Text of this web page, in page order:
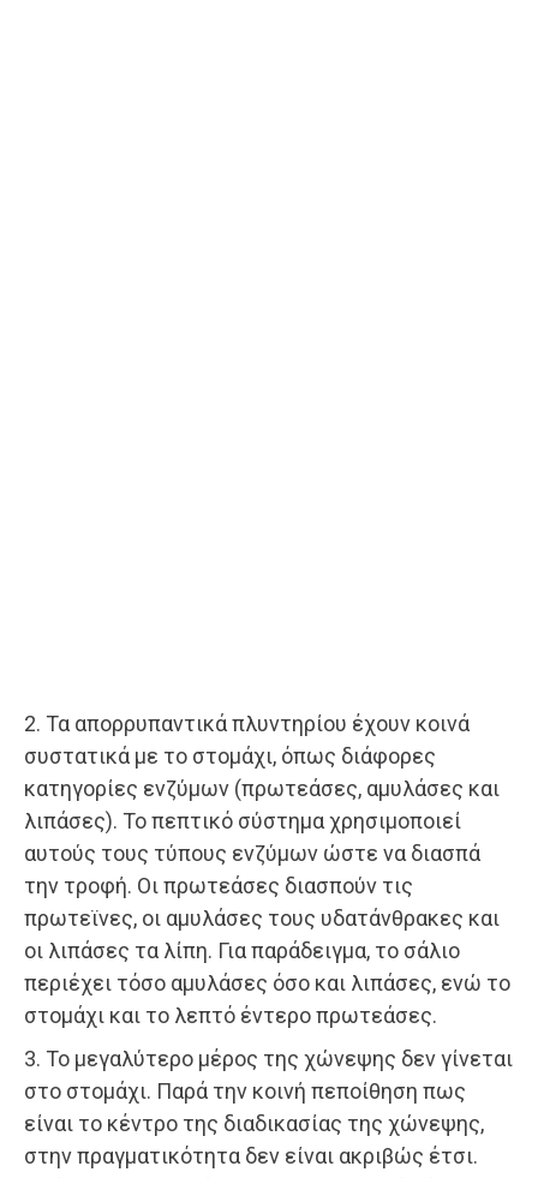
2. Τα απορρυπαντικά πλυντηρίου έχουν κοινά
συστατικά με το στομάχι, όπως διάφορες
κατηγορίες ενζύμων (πρωτεάσες, αμυλάσες και
λιπάσες). Το πεπτικό σύστημα χρησιμοποιεί
αυτούς τους τύπους ενζύμων ώστε να διασπά
την τροφή. Οι πρωτεάσες διασπούν τις
πρωτεϊνες, οι αμυλάσες τους υδατάνθρακες και
οι λιπάσες τα λίπη. Για παράδειγμα, το σάλιο
περιέχει τόσο αμυλάσες όσο και λιπάσες, ενώ το
στομάχι και το λεπτό έντερο πρωτεάσες.
3. Το μεγαλύτερο μέρος της χώνεψης δεν γίνεται
στο στομάχι. Παρά την κοινή πεποίθηση πως
είναι το κέντρο της διαδικασίας της χώνεψης,
στην πραγματικότητα δεν είναι ακριβώς έτσι.